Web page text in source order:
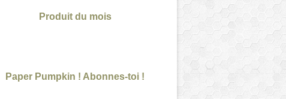
Produit du mois
Paper Pumpkin ! Abonnes-toi !